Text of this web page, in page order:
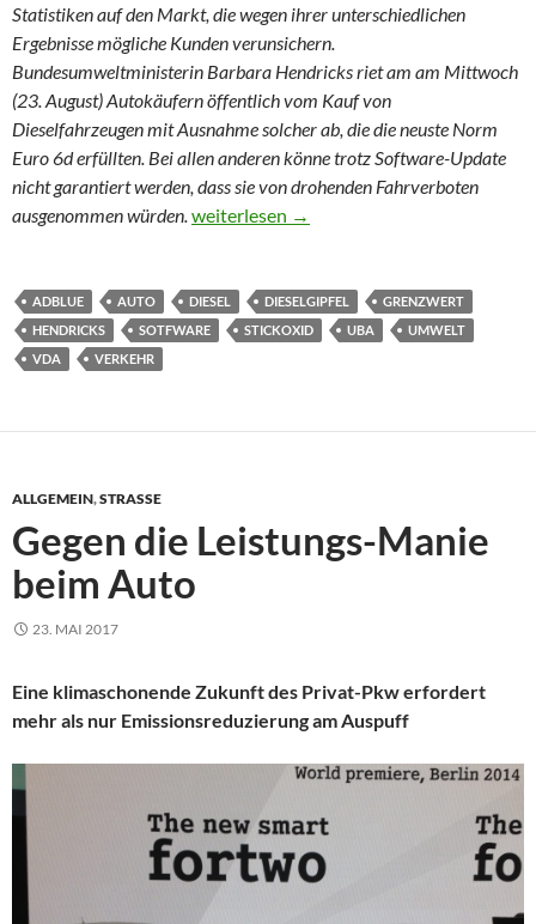
Statistiken auf den Markt, die wegen ihrer unterschiedlichen
Ergebnisse mögliche Kunden verunsichern.
Bundesumweltministerin Barbara Hendricks riet am am Mittwoch
(23. August) Autokäufern öffentlich vom Kauf von
Dieselfahrzeugen mit Ausnahme solcher ab, die die neuste Norm
Euro 6d erfüllten. Bei allen anderen könne trotz Software-Update
nicht garantiert werden, dass sie von drohenden Fahrverboten
ausgenommen würden.Augen auf beim Dieselkauf
weiterlesen →
ADBLUE AUTO DIESEL DIESELGIPFEL
GRENZWERT
HENDRICKS
SOTFWARE STICKOXID UBA
UMWELT
VDA
VERKEHR
ALLGEMEIN,STRASSE
Gegen die Leistungs-Manie
beim Auto
23. MAI 2017
Eine klimaschonende Zukunft des Privat-Pkw erfordert
mehr als nur Emissionsreduzierung am Auspuff